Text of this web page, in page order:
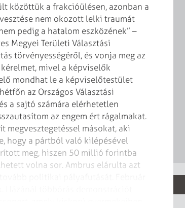
közöttük a frakcióülésen, azonban a
nem okozott lelki traumát
pedig a hatalom eszközének” –
Megyei Területi Választási
törvényességéről, és vonja meg az
mivel a képviselők
mondhat le a képviselőtestület
hétfőn az Országos Választási
a sajtó számára elérhetetlen
az engem ért rágalmakat.
megvesztegetéssel másokat, aki
hogy a pártból való kilépésével
meg, hiszen 50 millió forintba
volna sor. Ambrus elárulta azt